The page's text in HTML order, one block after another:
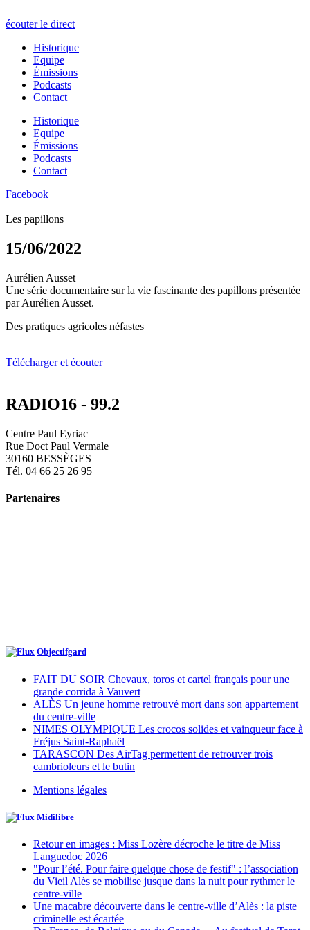
écouter le direct
Historique
Equipe
Émissions
Podcasts
Contact
Historique
Equipe
Émissions
Podcasts
Contact
Facebook
Les papillons
15/06/2022
Aurélien Ausset
Une série documentaire sur la vie fascinante des papillons présentée
par Aurélien Ausset.
Des pratiques agricoles néfastes
Télécharger et écouter
RADIO16 - 99.2
Centre Paul Eyriac
Rue Doct Paul Vermale
30160 BESSÈGES
Tél. 04 66 25 26 95
Partenaires
Objectifgard
FAIT DU SOIR Chevaux, toros et cartel français pour une
grande corrida à Vauvert
ALÈS Un jeune homme retrouvé mort dans son appartement
du centre-ville
NIMES OLYMPIQUE Les crocos solides et vainqueur face à
Fréjus Saint-Raphaël
TARASCON Des AirTag permettent de retrouver trois
cambrioleurs et le butin
Mentions légales
Midilibre
Retour en images : Miss Lozère décroche le titre de Miss
Languedoc 2026
"Pour l’été. Pour faire quelque chose de festif" : l’association
du Vieil Alès se mobilise jusque dans la nuit pour rythmer le
centre-ville
Une macabre découverte dans le centre-ville d’Alès : la piste
criminelle est écartée